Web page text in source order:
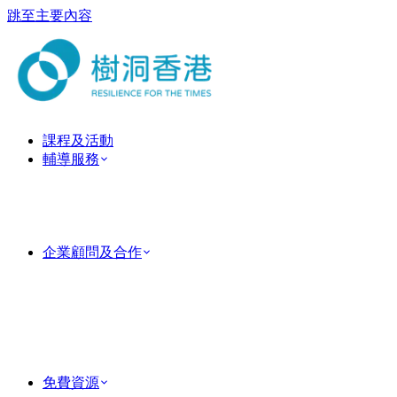
跳至主要內容
課程及活動
輔導服務
企業顧問及合作
免費資源